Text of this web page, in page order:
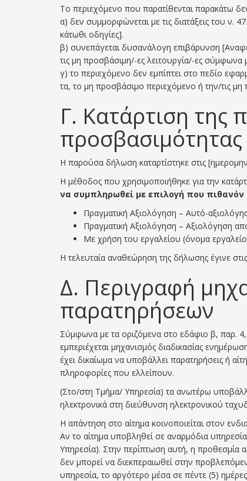
Το περιεχόμενο που παρατίθενται παρακάτω
α) δεν συμμορφώνεται με τις διατάξεις του ν.
κάτωθι οδηγίες].
β) συνεπάγεται δυσανάλογη επιβάρυνση
τις μη προσβάσιμη/-ες λειτουργία/-ες σύμφωνα
γ) το περιεχόμενο δεν εμπίπτει στο πεδίο
τα, το μη προσβάσιμο περιεχόμενο ή την/τις
Γ. Κατάρτιση της
προσβασιμότητας
Η παρούσα δήλωση καταρτίστηκε στις
Η μέθοδος που χρησιμοποιήθηκε για την
να συμπληρωθεί με επιλογή που πιθανόν
Πραγματική Αξιολόγηση – Αυτό-
Πραγματική Αξιολόγηση – Αξιολόγηση
Με χρήση του εργαλείου (όνομα
Η τελευταία αναθεώρηση της δήλωσης έγινε
Δ. Περιγραφή
παρατηρήσεων
Σύμφωνα με τα οριζόμενα στο εδάφιο β, παρ.
εμπεριέχεται μηχανισμός διαδικασίας
έχει δικαίωμα να υποβάλλει παρατηρήσεις ή
πληροφορίες που ελλείπουν.
(Στο/στη Τμήμα/ Υπηρεσία) τα ανωτέρω
ηλεκτρονικά στη διεύθυνση ηλεκτρονικού
Η απάντηση στο αίτημα κοινοποιείται στον
Αν το αίτημα υποβληθεί σε αναρμόδια
Υπηρεσία). Στην περίπτωση αυτή, η προθεσμία
δεν μπορεί να διεκπεραιωθεί στην
υπηρεσία, το αργότερο μέσα σε πέντε (5)